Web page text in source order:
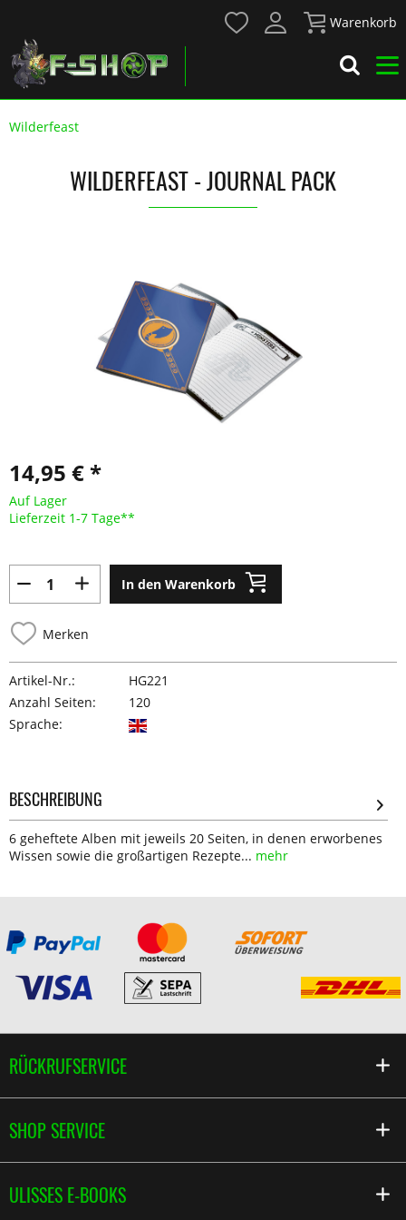
Warenkorb
Wilderfeast
WILDERFEAST - JOURNAL PACK
14,95 € *
Auf Lager
Lieferzeit 1-7 Tage**
In den Warenkorb
Merken
Artikel-Nr.:
HG221
Anzahl Seiten:
120
Sprache:
BESCHREIBUNG
6 geheftete Alben mit jeweils 20 Seiten, in denen erworbenes
Wissen sowie die großartigen Rezepte... mehr
RÜCKRUFSERVICE
SHOP SERVICE
ULISSES E-BOOKS